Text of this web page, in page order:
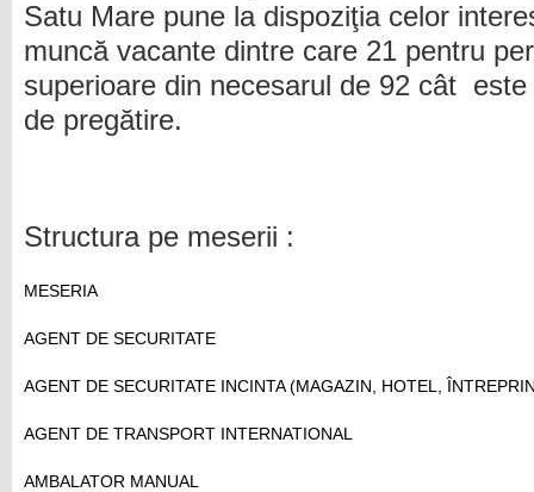
Satu Mare pune la dispoziţia celor
muncă vacante dintre care 21 pentru
superioare din necesarul de 92 cât
de pregătire.
Structura pe meserii :
MESERIA
AGENT DE SECURITATE
AGENT DE SECURITATE INCINTA (MAGAZIN, HOTEL,
AGENT DE TRANSPORT INTERNATIONAL
AMBALATOR MANUAL